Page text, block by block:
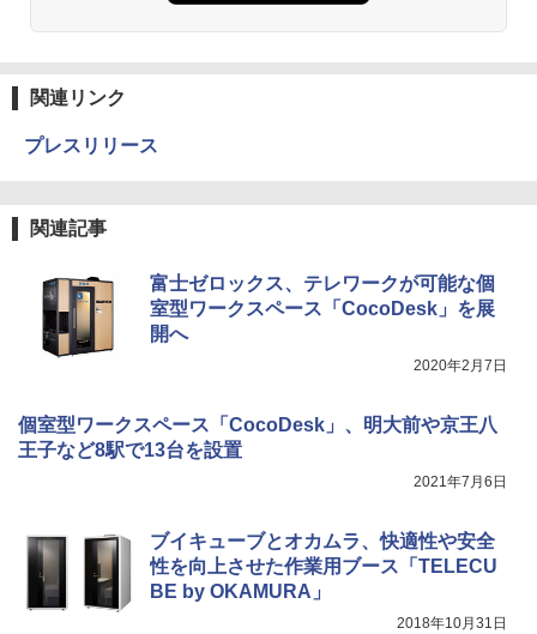
関連リンク
プレスリリース
関連記事
富士ゼロックス、テレワークが可能な個
室型ワークスペース「CocoDesk」を展
開へ
2020年2月7日
個室型ワークスペース「CocoDesk」、明大前や京王八
王子など8駅で13台を設置
2021年7月6日
ブイキューブとオカムラ、快適性や安全
性を向上させた作業用ブース「TELECU
BE by OKAMURA」
2018年10月31日